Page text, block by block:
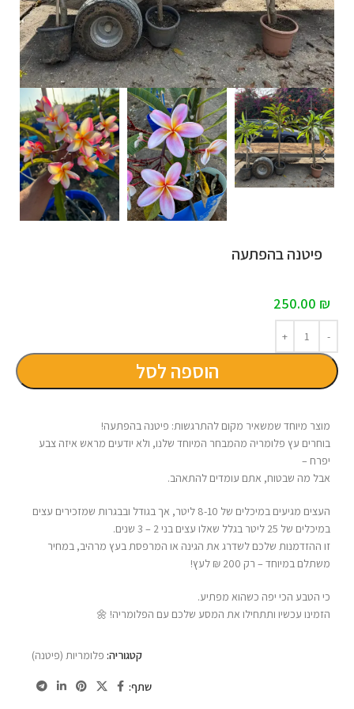
פיטנה בהפתעה
250.00 ₪
הוספה לסל
מוצר מיוחד שמשאיר מקום להתרגשות: פיטנה בהפתעה!
בוחרים עץ פלומריה מהמבחר המיוחד שלנו, ולא יודעים מראש איזה צבע
יפרח –
אבל מה שבטוח, אתם עומדים להתאהב.
העצים מגיעים במיכלים של 8-10 ליטר, אך בגודל ובבגרות שמזכירים עצים
במיכלים של 25 ליטר בגלל שאלו עצים בני 2 – 3 שנים.
זו ההזדמנות שלכם לשדרג את הגינה או המרפסת בעץ מרהיב, במחיר
משתלם במיוחד – רק 200 ₪ לעץ!
כי הטבע הכי יפה כשהוא מפתיע.
הזמינו עכשיו ותתחילו את המסע שלכם עם הפלומריה! 🌼
קטגוריה: פלומריות (פיטנה)
שתף: